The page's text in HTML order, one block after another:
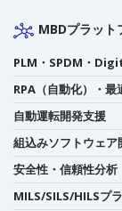
MBDプラット
PLM・SPDM・
RPA（自動化）・
自動運転開発支援
組込みソフトウェ
安全性・信頼性分析
MILS/SILS/HILSプ